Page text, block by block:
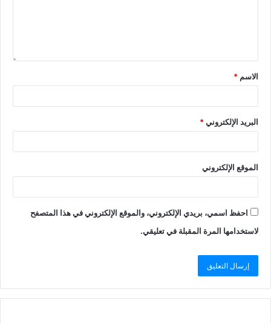
الاسم *
البريد الإلكتروني*
الموقع الإلكتروني
احفظ اسمي، بريدي الإلكتروني، والموقع الإلكتروني في هذا المتصفح
لاستخدامها المرة المقبلة في تعليقي.